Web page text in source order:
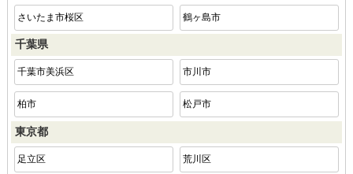
さいたま市桜区 鶴ヶ島市
千葉県
千葉市美浜区 市川市
柏市 松戸市
東京都
足立区 荒川区